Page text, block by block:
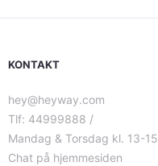
KONTAKT
hey@heyway.com
Tlf: 44999888 /
Mandag & Torsdag kl. 13-15
Chat på hjemmesiden